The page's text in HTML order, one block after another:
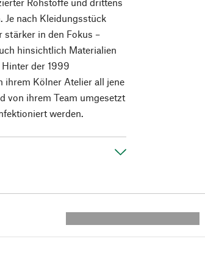
Je nach Kleidungsstück
stärker in den Fokus –
hinsichtlich Materialien
der 1999
ihrem Kölner Atelier all jene
von ihrem Team umgesetzt
werden.